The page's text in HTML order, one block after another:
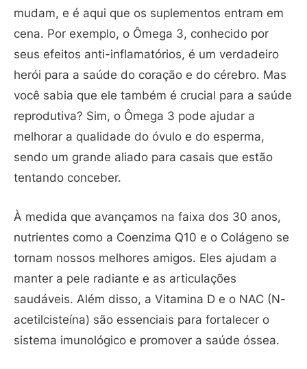
mudam, e é aqui que os suplementos entram em
cena. Por exemplo, o Ômega 3, conhecido por
seus efeitos anti-inflamatórios, é um verdadeiro
herói para a saúde do coração e do cérebro. Mas
você sabia que ele também é crucial para a saúde
reprodutiva? Sim, o Ômega 3 pode ajudar a
melhorar a qualidade do óvulo e do esperma,
sendo um grande aliado para casais que estão
tentando conceber.
À medida que avançamos na faixa dos 30 anos,
nutrientes como a Coenzima Q10 e o Colágeno se
tornam nossos melhores amigos. Eles ajudam a
manter a pele radiante e as articulações
saudáveis. Além disso, a Vitamina D e o NAC (N-
acetilcisteína) são essenciais para fortalecer o
sistema imunológico e promover a saúde óssea.